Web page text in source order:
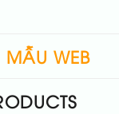
MẪU WEB